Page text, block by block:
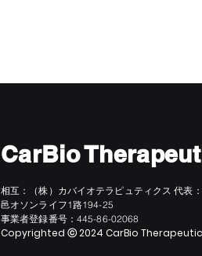
CarBio
相互：（株）カバイオテラピュティクス 代表
邑オソンライフ1路194-25
事業者登録番号：445-86-02068
Copyrighted ⓒ 2024 CarBio